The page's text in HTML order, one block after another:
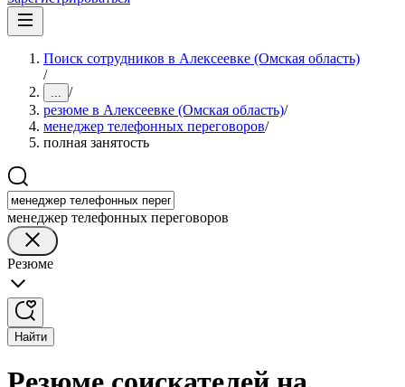
Поиск сотрудников в Алексеевке (Омская область)
/
... /
резюме в Алексеевке (Омская область)/
менеджер телефонных переговоров/
полная занятость
менеджер телефонных переговоров
Резюме
Найти